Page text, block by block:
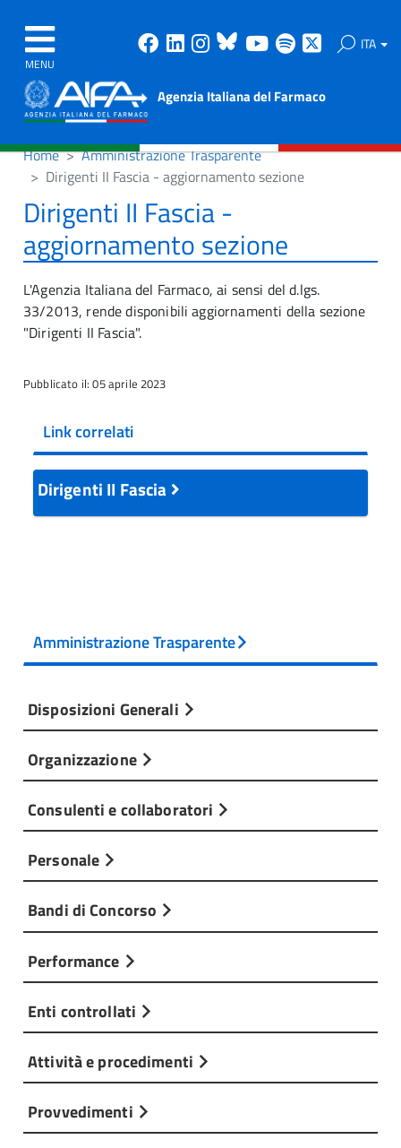
MENU
Facebook
Linkedin
Instagram
Bluesky
Youtube
Spotify ITA
Agenzia Italiana del Farmaco
Home
Amministrazione Trasparente
Dirigenti II Fascia - aggiornamento sezione
Dirigenti II Fascia -
aggiornamento sezione
L'Agenzia Italiana del Farmaco, ai sensi del d.lgs.
33/2013, rende disponibili aggiornamenti della sezione
"Dirigenti II Fascia".
Pubblicato il: 05 aprile 2023
Link correlati
Dirigenti II Fascia
Amministrazione Trasparente
Disposizioni Generali
Organizzazione
Consulenti e collaboratori
Personale
Bandi di Concorso
Performance
Enti controllati
Attività e procedimenti
Provvedimenti